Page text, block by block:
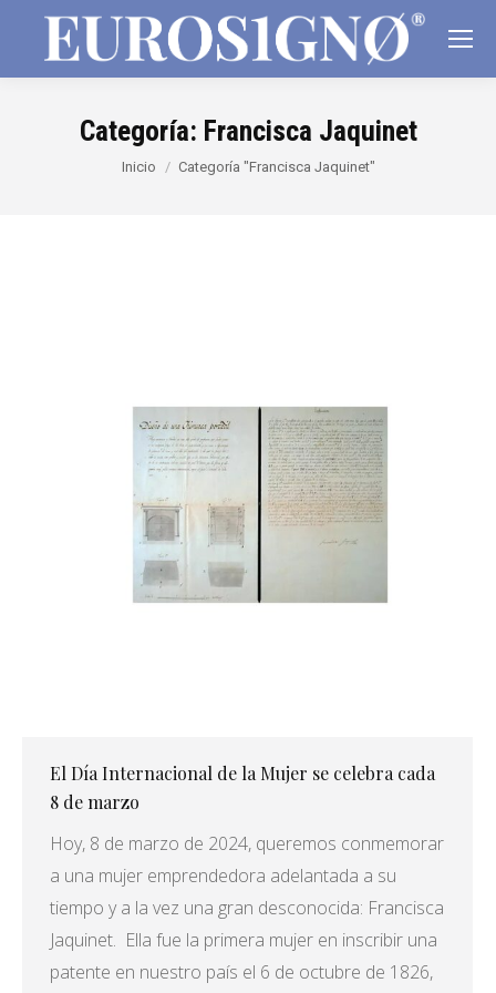
Categoría: Francisca Jaquinet
Estás aquí:
Inicio Categoría "Francisca Jaquinet"
El Día Internacional de la Mujer se celebra cada
8 de marzo
Hoy, 8 de marzo de 2024, queremos conmemorar
a una mujer emprendedora adelantada a su
tiempo y a la vez una gran desconocida: Francisca
Jaquinet. Ella fue la primera mujer en inscribir una
patente en nuestro país el 6 de octubre de 1826,